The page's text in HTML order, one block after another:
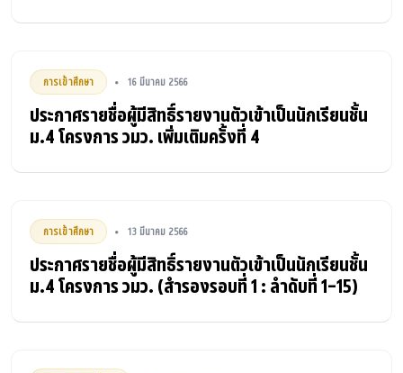
การเข้าศึกษา • 16 มีนาคม 2566
ประกาศรายชื่อผู้มีสิทธิ์รายงานตัวเข้าเป็นนักเรียนชั้น
ม.4 โครงการ วมว. เพิ่มเติมครั้งที่ 4
การเข้าศึกษา • 13 มีนาคม 2566
ประกาศรายชื่อผู้มีสิทธิ์รายงานตัวเข้าเป็นนักเรียนชั้น
ม.4 โครงการ วมว. (สำรองรอบที่ 1 : ลำดับที่ 1-15)